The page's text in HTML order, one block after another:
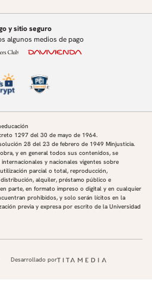
y sitio seguro
algunos medios de pago
1297 del 30 de mayo de 1964.
28 del 23 de febrero de 1949 Minjusticia.
y en general todos sus contenidos, se
y nacionales vigentes sobre
parcial o total, reproducción,
alquiler, préstamo público e
parte, en formato impreso o digital y en cualquier
prohibidos, y solo serán lícitos en la
previa y expresa por escrito de la Universidad
Desarrollado por